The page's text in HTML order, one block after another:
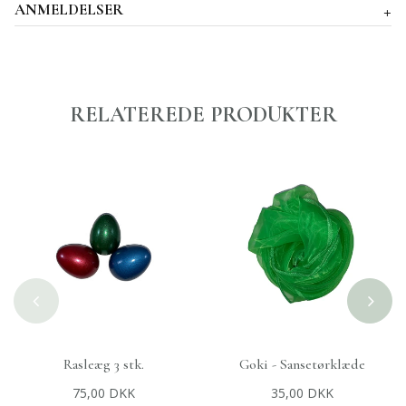
ANMELDELSER
RELATEREDE PRODUKTER
+TILFØJ TIL KURV
Goki - Sansetørklæde
35,00 DKK
+VÆLG MULIGHEDER
Petit Bateau - L/S 2-pak